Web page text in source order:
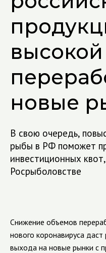
новые
В свою очередь,
рыбы в РФ поможет
инвестиционных
Росрыболовстве
Снижение объемов
нового коронавируса
выхода на новые рынки с